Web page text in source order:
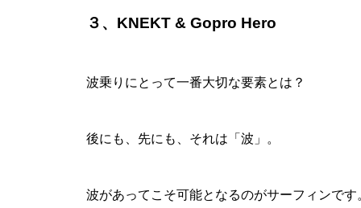
３、KNEKT & Gopro Hero
波乗りにとって一番大切な要素とは？
後にも、先にも、それは「波」。
波があってこそ可能となるのがサーフィンです